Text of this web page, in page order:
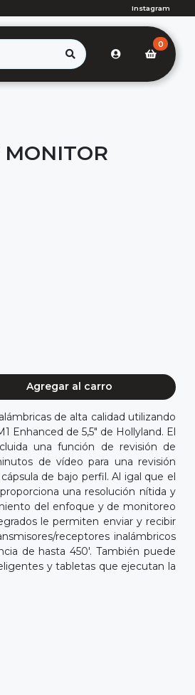
Instagram
0
MONITOR
Agregar al carro
de alta calidad utilizando
Enhanced de 5,5" de Hollyland. El
una función de revisión de
de vídeo para una revisión
de bajo perfil. Al igal que el
una resolución nítida y
del enfoque y de monitoreo
le permiten enviar y recibir
receptores inalámbricos
de hasta 450'. También puede
y tabletas que ejecutan la